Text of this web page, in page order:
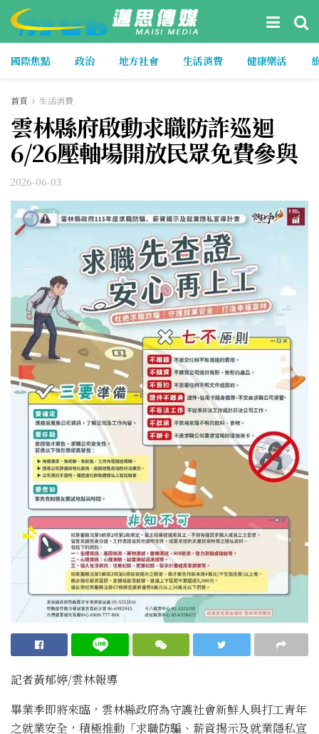
國際焦點 政治 地方社會 生活消費 健康樂活
首頁 生活消費
雲林縣府啟動求職防詐巡迴
6/26壓軸場開放民眾免費參與
2026-06-03
記者黃郁婷/雲林報導
畢業季即將來臨，雲林縣政府為守護社會新鮮人與打工青年
之就業安全，積極推動「求職防騙、薪資揭示及就業隱私宣